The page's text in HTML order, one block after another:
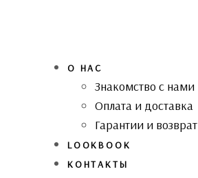
О НАС
Знакомство с нами
Оплата и доставка
Гарантии и возврат
LOOKBOOK
КОНТАКТЫ